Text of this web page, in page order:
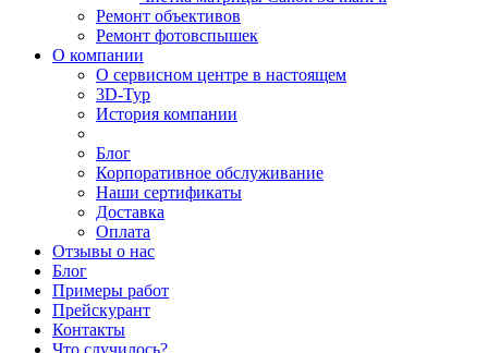
Ремонт объективов
Ремонт фотовспышек
О компании
О сервисном центре в настоящем
3D-Тур
История компании
Блог
Корпоративное обслуживание
Наши сертификаты
Доставка
Оплата
Отзывы о нас
Блог
Примеры работ
Прейскурант
Контакты
Что случилось?